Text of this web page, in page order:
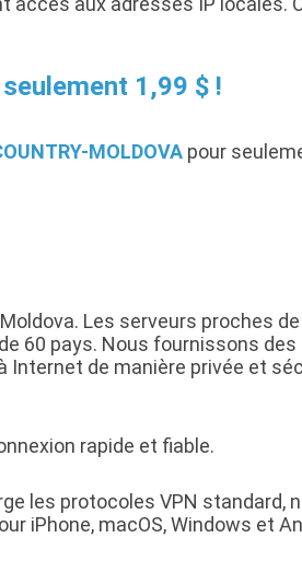
1,99 $ !
MOLDOVA pour
Les serveurs proches
60 pays. Nous fournissons
de manière privée et
rapide et fiable.
les protocoles VPN standard,
iPhone, macOS, Windows et